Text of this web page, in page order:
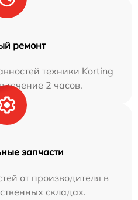
ремонт
техники Korting
течение 2 часов.
запчасти
от производителя в
складах.